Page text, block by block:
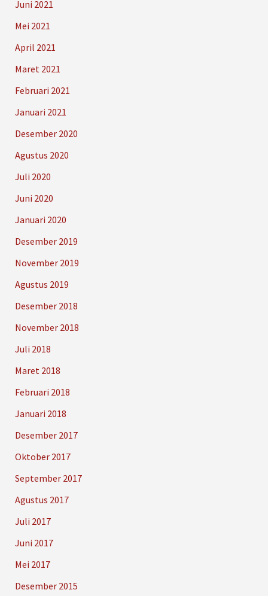
Juni 2021
Mei 2021
April 2021
Maret 2021
Februari 2021
Januari 2021
Desember 2020
Agustus 2020
Juli 2020
Juni 2020
Januari 2020
Desember 2019
November 2019
Agustus 2019
Desember 2018
November 2018
Juli 2018
Maret 2018
Februari 2018
Januari 2018
Desember 2017
Oktober 2017
September 2017
Agustus 2017
Juli 2017
Juni 2017
Mei 2017
Desember 2015